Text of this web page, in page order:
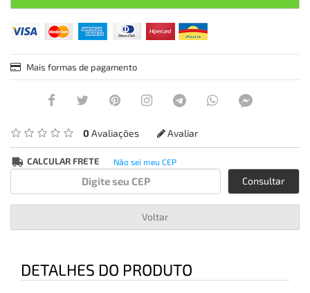
Mais formas de pagamento
0Avaliações Avaliar
CALCULAR FRETE Não sei meu CEP
Consultar
Voltar
DETALHES DO PRODUTO